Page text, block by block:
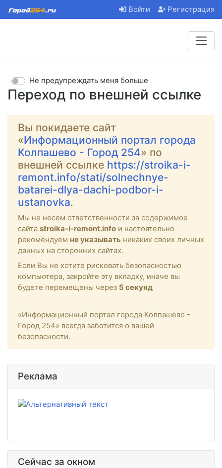
Войти Регистрация
Переход по внешней ссылке
Не предупреждать меня больше
Вы покидаете сайт
«Информационный портал города
Колпашево - Город 254» по
внешней ссылке https://stroika-i-
remont.info/stati/solnechnye-
batarei-dlya-dachi-podbor-i-
ustanovka.
Мы не несем ответственности за содержимое
сайта stroika-i-remont.info и настоятельно
рекомендуем не указывать никаких своих личных
данных на сторонних сайтах.
Если Вы не хотите рисковать безопасностью
компьютера, закройте эту вкладку, иначе вы
будете перемещены через 4 секунд
«Информационный портал города Колпашево -
Город 254» всегда заботится о вашей
безопасности.
Реклама
Сейчас за окном